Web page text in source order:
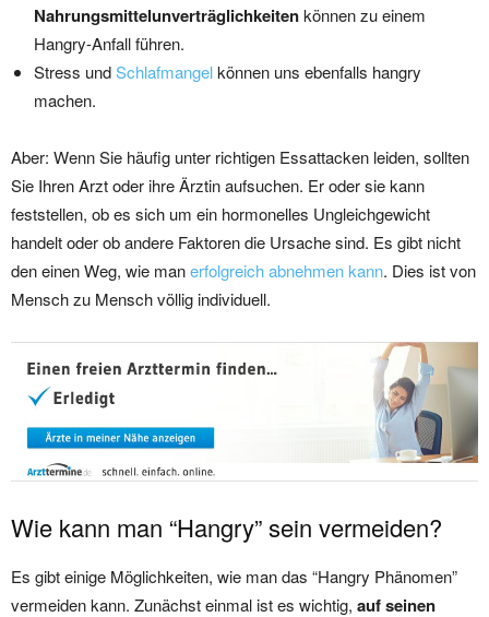
Nahrungsmittelunverträglichkeitenkönnen zu einem
Hangry-Anfall führen.
Stress undSchlafmangelkönnen uns ebenfalls hangry
machen.
Aber: Wenn Sie häufig unter richtigen Essattacken leiden, sollten
Sie Ihren Arzt oder ihre Ärztin aufsuchen. Er oder sie kann
feststellen, ob es sich um ein hormonelles Ungleichgewicht
handelt oder ob andere Faktoren die Ursache sind. Es gibt nicht
den einen Weg, wie manerfolgreich abnehmen kann. Dies ist von
Mensch zu Mensch völlig individuell.
Wie kann man “Hangry” sein vermeiden?
Es gibt einige Möglichkeiten, wie man das “Hangry Phänomen”
vermeiden kann. Zunächst einmal ist es wichtig, auf seinen